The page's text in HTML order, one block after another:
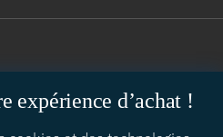
expérience d’achat !
style ? Laissez-nous vous guider,